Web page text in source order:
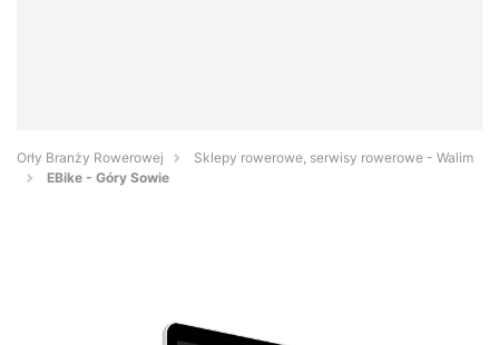
Orły Branży Rowerowej
Sklepy rowerowe, serwisy rowerowe - Walim
EBike - Góry Sowie